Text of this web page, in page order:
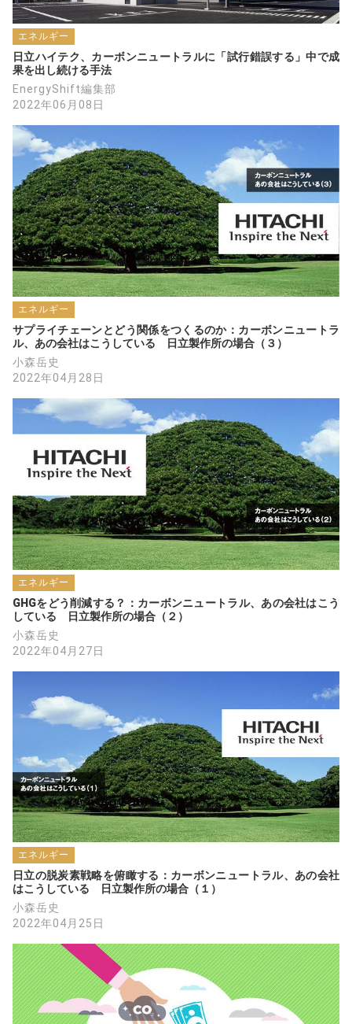
エネルギー
日立ハイテク、カーボンニュートラルに「試行錯誤する」中で成
果を出し続ける手法
EnergyShift編集部
2022年06月08日
エネルギー
サプライチェーンとどう関係をつくるのか：カーボンニュートラ
ル、あの会社はこうしている　日立製作所の場合（３）
小森岳史
2022年04月28日
エネルギー
GHGをどう削減する？：カーボンニュートラル、あの会社はこう
している　日立製作所の場合（２）
小森岳史
2022年04月27日
エネルギー
日立の脱炭素戦略を俯瞰する：カーボンニュートラル、あの会社
はこうしている　日立製作所の場合（１）
小森岳史
2022年04月25日